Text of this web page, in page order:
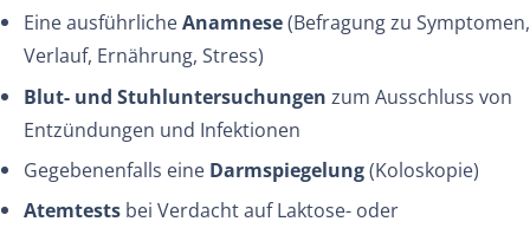
Eine ausführlicheAnamnese(Befragung zu Symptomen,
Verlauf, Ernährung, Stress)
Blut- und Stuhluntersuchungen zum Ausschluss von
Entzündungen und Infektionen
Gegebenenfalls eine Darmspiegelung(Koloskopie)
Atemtests bei Verdacht auf Laktose- oder